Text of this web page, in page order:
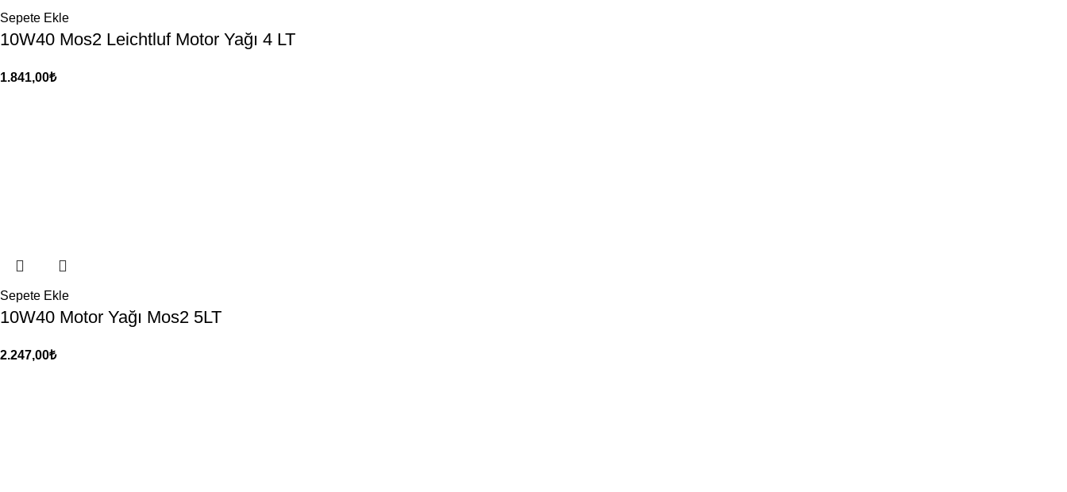
Sepete Ekle
10W40 Mos2 Leichtluf Motor Yağı 4 LT
1.841,00₺
Sepete Ekle
10W40 Motor Yağı Mos2 5LT
2.247,00₺